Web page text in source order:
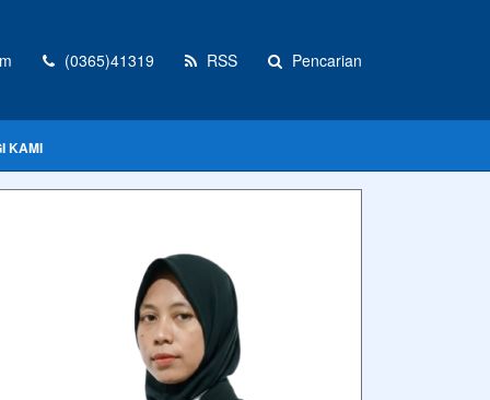
(0365)41319 RSS Pencarian
KAMI